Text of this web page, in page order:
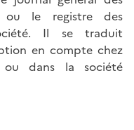
ou le registre des
Il se traduit
en compte chez
ou dans la société